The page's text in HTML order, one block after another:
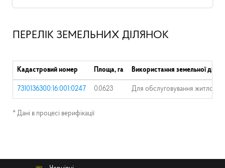
ПЕРЕЛІК ЗЕМЕЛЬНИХ ДІЛЯНОК
Кадастровий номер Площа, га Використання земельної
7310136300:16:001:0247 0.0623 Для обслуговування
* Дані в процесі верифікації